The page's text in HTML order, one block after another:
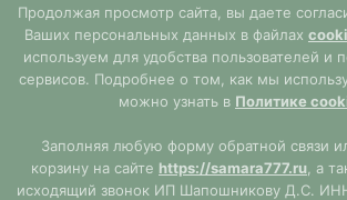
Продолжая просмотр сайта, вы даете
Ваших персональных данных в файлах
используем для удобства пользователей и
сервисов. Подробнее о том, как мы
можно узнать в Политике
Заполняя любую форму обратной связи
корзину на сайте https://samara777.ru , а
исходящий звонок ИП Шапошникову Д.С.